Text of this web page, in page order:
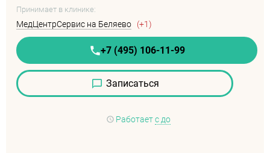
Принимает в клинике:
МедЦентрСервис на Беляево (+1)
+7 (495) 106-11-99
Записаться
Работает с до